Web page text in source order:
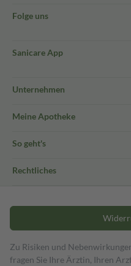
Folge uns
Sanicare App
Unternehmen
Meine Apotheke
So geht's
Rechtliches
Zu Risiken und
fragen Sie Ihre Ärztin, Ihren